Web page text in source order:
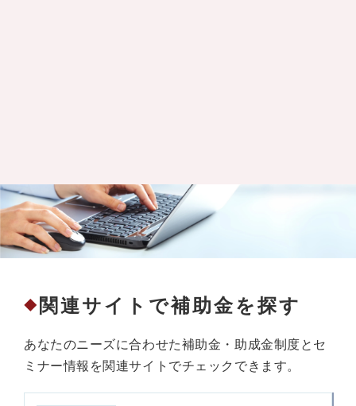
◆ 関連サイトで補助金を探す
あなたのニーズに合わせた補助金・助成金制度とセ
ミナー情報を関連サイトでチェックできます。